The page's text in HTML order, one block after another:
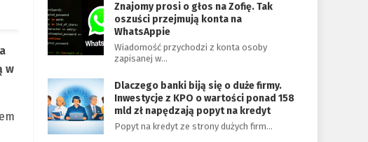
w
Znajomy prosi o głos na Zofię. Tak
oszuści przejmują konta na
WhatsAppie
Wiadomość przychodzi z konta osoby
zapisanej w…
Dlaczego banki biją się o duże firmy.
Inwestycje z KPO o wartości ponad 158
mld zł napędzają popyt na kredyt
Popyt na kredyt ze strony dużych firm…